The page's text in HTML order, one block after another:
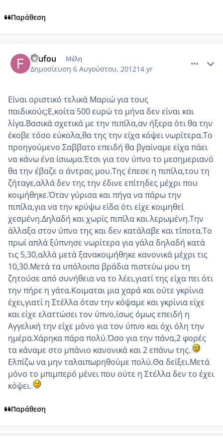
Παράθεση
foufou Μέλη
Δημοσίευση 6 Αυγούστου, 201214 yr
Είναι οριστικό τελικά Μαριώ για τους
παιδικούς;Ε,κοίτα 500 ευρώ το μήνα δεν είναι και
λίγα.Βασικά σχετικά με την πιπίλα,αν ήξερα ότι θα την
έκοβε τόσο εύκολα,θα της την είχα κόψει νωρίτερα.Το
προηγούμενο Σαββατο επειδή θα βγαίναμε είχα πάει
να κάνω ένα ίσιωμα.Έτσι για τον ύπνο το μεσημεριανό
θα την έβαζε ο άντρας μου.Της έπεσε η πιπίλα,του τη
ζήταγε,αλλά δεν της την έδινε επίτηδες μέχρι που
κοιμήθηκε.Όταν γύρισα και πήγα να πάρω την
πιπίλα,για να την κρύψω είδα ότι είχε κοιμηθεί
χεσμένη.Δηλαδή και χωρίς πιπίλα και λερωμένη.Την
άλλαξα στον ύπνο της και δεν κατάλαβε και τίποτα.Το
πρωί απλά ξύπνησε νωρίτερα για γάλα δηλαδή κατά
τις 5,30,αλλά μετά ξανακοιμήθηκε κανονικά μέχρι τις
10,30.Μετά τα υπόλοιπα βράδια πιστεύω μου τη
ζητούσε από συνήθεια να το λέει,γιατί της είχα πει ότι
την πήρε η γάτα.Κοιμαται μια χαρά και ούτε γκρίνια
έχει,γιατί η Στέλλα όταν την κόψαμε και γκρίνια είχε
και είχε ελαττώσει τον ύπνο,ίσως όμως επειδή η
Αγγελική την είχε μόνο για τον ύπνο και όχι όλη την
ημέρα.Χάρηκα πάρα πολύ.Όσο για την πάνα,2 φορές
τα κάναμε στο μπάνιο κανονικά και 2 επάνω της.
Ελπίζω να μην ταλαιπωρηθούμε πολύ.Θα δείξει.Μετά
μόνο το μπιμπερό μένει που ούτε η Στέλλα δεν το έχει
κόψει.
Παράθεση